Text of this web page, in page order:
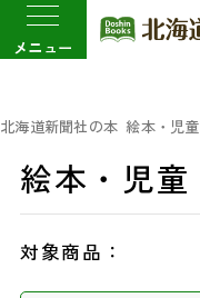
メニュー
北海道新聞社の本 絵本・児童
絵本・児童
対象商品：